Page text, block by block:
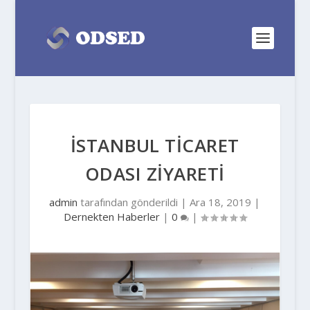
İSTANBUL TİCARET
ODASI ZİYARETİ
admin tarafından gönderildi |Ara 18, 2019 |
Dernekten Haberler| 0 |